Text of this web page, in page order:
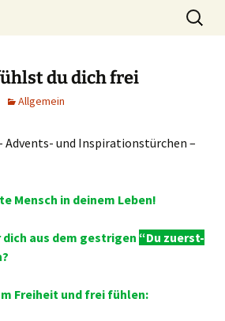
Akademie
Alltag mit mehr
erfolgreich meistern
Suchen
nach:
du dich frei
Allgemein
Advents- und Inspirationstürchen –
Mensch in deinem Leben!
aus dem gestrigen “Du zuerst-
Freiheit und frei fühlen: